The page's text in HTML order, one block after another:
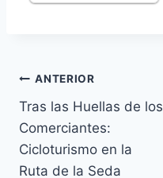
Navegación
de
entradas
ANTERIOR
Tras las Huellas de los
Comerciantes:
Cicloturismo en la
Ruta de la Seda